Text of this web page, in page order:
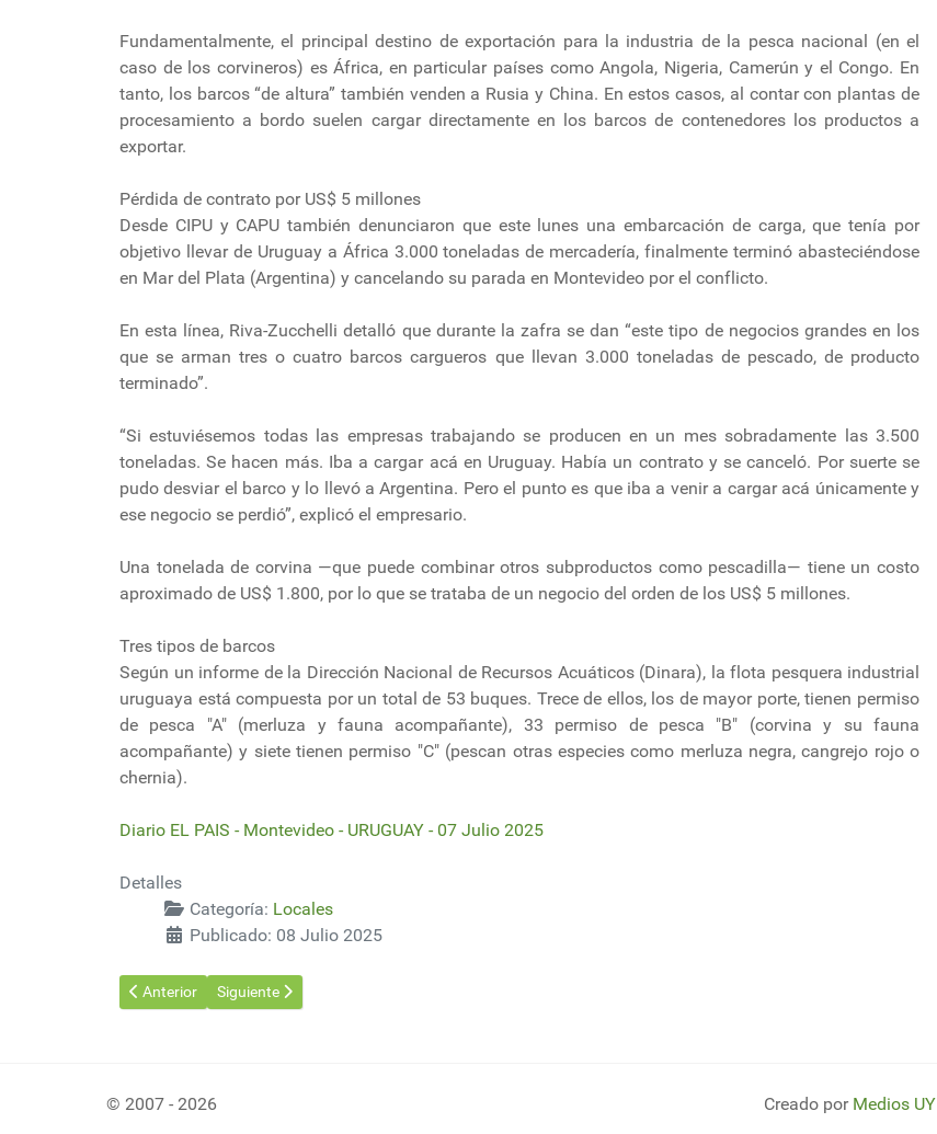
Fundamentalmente, el principal destino de exportación para la industria de la pesca nacional (en el
caso de los corvineros) es África, en particular países como Angola, Nigeria, Camerún y el Congo. En
tanto, los barcos “de altura” también venden a Rusia y China. En estos casos, al contar con plantas de
procesamiento a bordo suelen cargar directamente en los barcos de contenedores los productos a
exportar.
Pérdida de contrato por US$ 5 millones
Desde CIPU y CAPU también denunciaron que este lunes una embarcación de carga, que tenía por
objetivo llevar de Uruguay a África 3.000 toneladas de mercadería, finalmente terminó abasteciéndose
en Mar del Plata (Argentina) y cancelando su parada en Montevideo por el conflicto.
En esta línea, Riva-Zucchelli detalló que durante la zafra se dan “este tipo de negocios grandes en los
que se arman tres o cuatro barcos cargueros que llevan 3.000 toneladas de pescado, de producto
terminado”.
“Si estuviésemos todas las empresas trabajando se producen en un mes sobradamente las 3.500
toneladas. Se hacen más. Iba a cargar acá en Uruguay. Había un contrato y se canceló. Por suerte se
pudo desviar el barco y lo llevó a Argentina. Pero el punto es que iba a venir a cargar acá únicamente y
ese negocio se perdió”, explicó el empresario.
Una tonelada de corvina —que puede combinar otros subproductos como pescadilla— tiene un costo
aproximado de US$ 1.800, por lo que se trataba de un negocio del orden de los US$ 5 millones.
Tres tipos de barcos
Según un informe de la Dirección Nacional de Recursos Acuáticos (Dinara), la flota pesquera industrial
uruguaya está compuesta por un total de 53 buques. Trece de ellos, los de mayor porte, tienen permiso
de pesca "A" (merluza y fauna acompañante), 33 permiso de pesca "B" (corvina y su fauna
acompañante) y siete tienen permiso "C" (pescan otras especies como merluza negra, cangrejo rojo o
chernia).
Diario EL PAIS - Montevideo - URUGUAY - 07 Julio 2025
Detalles
Categoría: Locales
Publicado: 08 Julio 2025
Artículo anterior: Presidente Yamandú Orsi destacó compromiso uruguayo ante cambio climático
Anterior Artículo siguiente: Exportaciones uruguayas de bienes aumentaron 4%
Siguiente
© 2007 - 2026 Creado por Medios UY